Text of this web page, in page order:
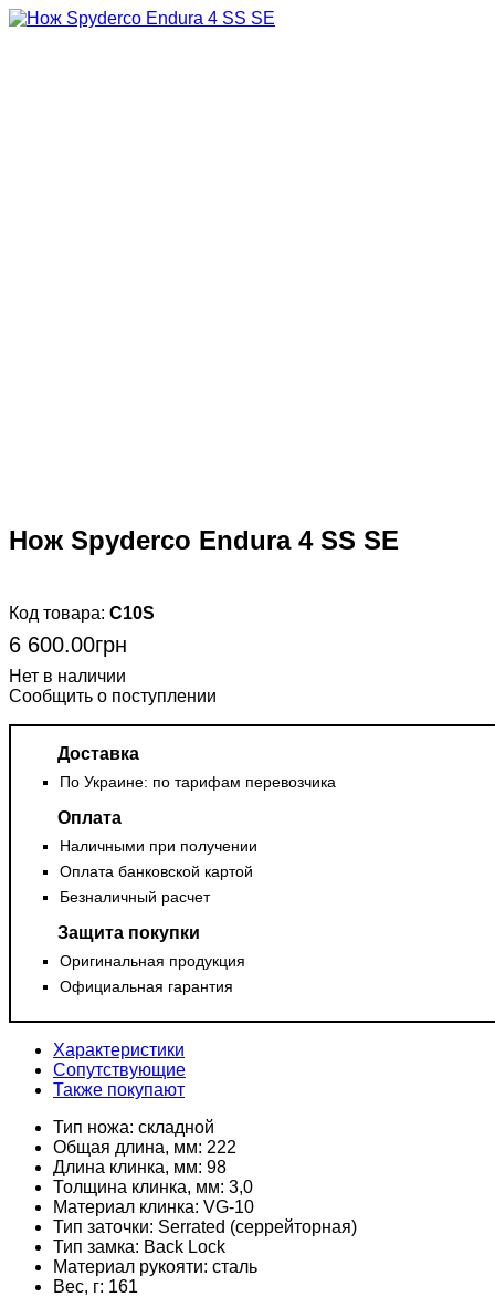
Нож Spyderco Endura 4 SS SE
C10S
6 600.00грн
Сообщить о поступлении
Доставка
По Украине: по тарифам перевозчика
Оплата
Наличными при получении
Оплата банковской картой
Безналичный расчет
Защита покупки
Оригинальная продукция
Официальная гарантия
Характеристики
Сопутствующие
Также покупают
Тип ножа: складной
Общая длина, мм: 222
Длина клинка, мм: 98
Толщина клинка, мм: 3,0
Материал клинка: VG-10
Тип заточки: Serrated (серрейторная)
Тип замка: Back Lock
Материал рукояти: сталь
Вес, г: 161